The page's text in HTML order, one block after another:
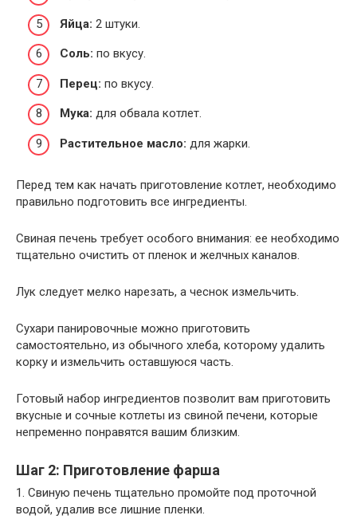
Яйца: 2 штуки.
Соль: по вкусу.
Перец: по вкусу.
Мука: для обвала котлет.
Растительное масло: для жарки.
Перед тем как начать приготовление котлет, необходимо
правильно подготовить все ингредиенты.
Свиная печень требует особого внимания: ее необходимо
тщательно очистить от пленок и желчных каналов.
Лук следует мелко нарезать, а чеснок измельчить.
Сухари панировочные можно приготовить
самостоятельно, из обычного хлеба, которому удалить
корку и измельчить оставшуюся часть.
Готовый набор ингредиентов позволит вам приготовить
вкусные и сочные котлеты из свиной печени, которые
непременно понравятся вашим близким.
Шаг 2: Приготовление фарша
1. Свиную печень тщательно промойте под проточной
водой, удалив все лишние пленки.